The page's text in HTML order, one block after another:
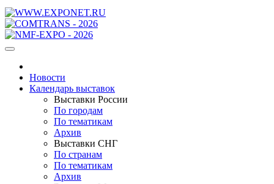
Новости
Календарь выставок
Выставки России
По городам
По тематикам
Архив
Выставки СНГ
По странам
По тематикам
Архив